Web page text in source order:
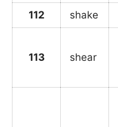
112 shake
113 shear